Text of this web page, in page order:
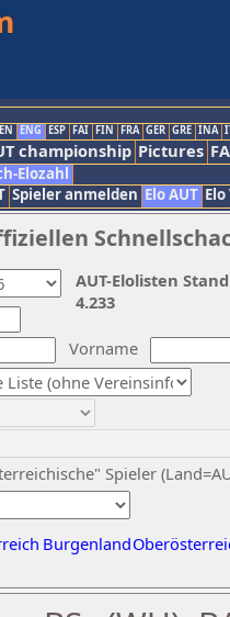
ENG ESP FAI FIN FRA GER GRE INA
championship Pictures
Elozahl
Spieler anmelden Elo AUT
Vorname
Spieler
Burgenland
AUT-Elolisten
4.233